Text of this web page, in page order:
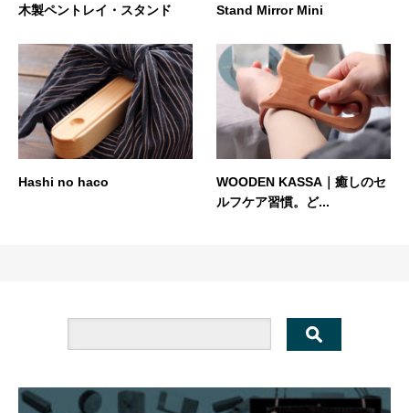
木製ペントレイ・スタンド Stand Mirror Mini
Hashi no haco
WOODEN KASSA｜癒しのセ
ルフケア習慣。ど...